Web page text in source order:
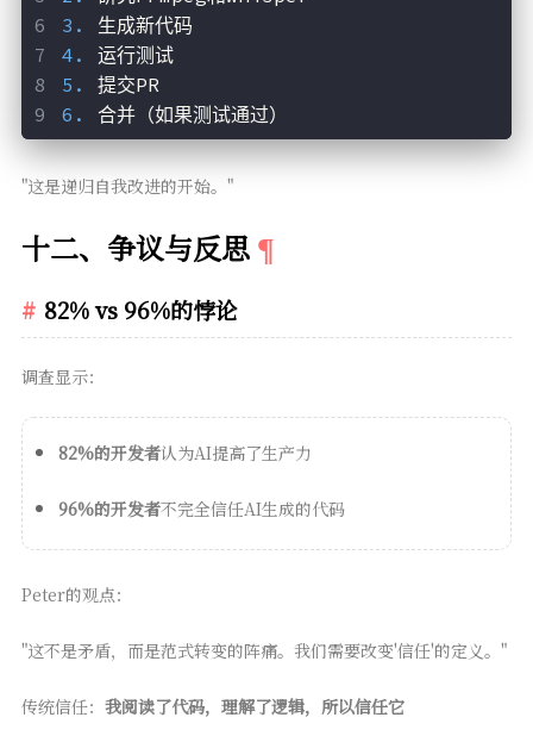
3.
生成新代码
4.
运行测试
5.
提交PR
6.
合并（如果测试通过）
"这是递归自我改进的开始。"
十二、争议与反思
82% vs 96%的悖论
调查显示：
82%的开发者认为AI提高了生产力
96%的开发者不完全信任AI生成的代码
Peter的观点：
"这不是矛盾，而是范式转变的阵痛。我们需要改变'信任'的定义。"
传统信任： 我阅读了代码，理解了逻辑，所以信任它